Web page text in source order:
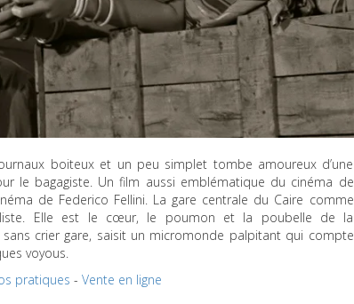
boiteux et un peu simplet tombe amoureux d’une
le bagagiste. Un film aussi emblématique du cinéma de
de Federico Fellini. La gare centrale du Caire comme
Elle est le cœur, le poumon et la poubelle de la
crier gare, saisit un micromonde palpitant qui compte
voyous.
pratiques - Vente en ligne